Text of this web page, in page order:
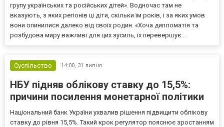
групу українських та російських дітей». Водночас там не
вказують, з яких регіонів ці діти, скільки їм років, і за яких умов
вони опинилися далеко від своїх родин. «Хоча дипломатія та
розбудова миру важливі для цих зусиль, їх перевершує...
Суспільство 14:00, 31 липня
НБУ підняв облікову ставку до 15,5%:
причини посилення монетарної політики
Національний банк України ухвалив рішення підвищити облікову
ставку до рівня 15,5%. Такий крок регулятор пояснює зростанням